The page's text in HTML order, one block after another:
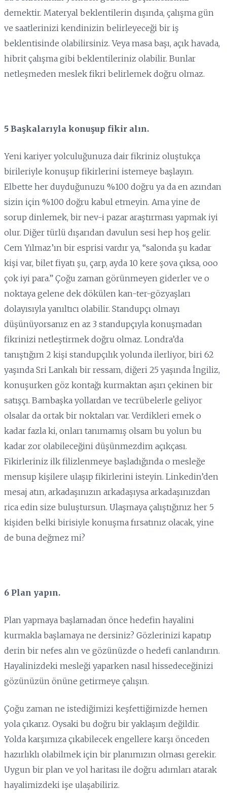
demektir. Materyal beklentilerin dışında, çalışma gün
ve saatlerinizi kendinizin belirleyeceği bir iş
beklentisinde olabilirsiniz. Veya masa başı, açık havada,
hibrit çalışma gibi beklentileriniz olabilir. Bunlar
netleşmeden meslek fikri belirlemek doğru olmaz.
5 Başkalarıyla konuşup fikir alın.
Yeni kariyer yolculuğunuza dair fikriniz oluştukça
birileriyle konuşup fikirlerini istemeye başlayın.
Elbette her duyduğunuzu %100 doğru ya da en azından
sizin için %100 doğru kabul etmeyin. Ama yine de
sorup dinlemek, bir nev-i pazar araştırması yapmak iyi
olur. Diğer türlü dışarıdan davulun sesi hep hoş gelir.
Cem Yılmaz’ın bir esprisi vardır ya, “salonda şu kadar
kişi var, bilet fiyatı şu, çarp, ayda 10 kere şova çıksa, ooo
çok iyi para.” Çoğu zaman görünmeyen giderler ve o
noktaya gelene dek dökülen kan-ter-gözyaşları
dolayısıyla yanıltıcı olabilir. Standupçı olmayı
düşünüyorsanız en az 3 standupçıyla konuşmadan
fikrinizi netleştirmek doğru olmaz. Londra’da
tanıştığım 2 kişi standupçılık yolunda ilerliyor, biri 62
yaşında Sri Lankalı bir ressam, diğeri 25 yaşında İngiliz,
konuşurken göz kontağı kurmaktan aşırı çekinen bir
satışçı. Bambaşka yollardan ve tecrübelerle geliyor
olsalar da ortak bir noktaları var. Verdikleri emek o
kadar fazla ki, onları tanımamış olsam bu yolun bu
kadar zor olabileceğini düşünmezdim açıkçası.
Fikirleriniz ilk filizlenmeye başladığında o mesleğe
mensup kişilere ulaşıp fikirlerini isteyin. Linkedin’den
mesaj atın, arkadaşınızın arkadaşıysa arkadaşınızdan
rica edin size buluştursun. Ulaşmaya çalıştığınız her 5
kişiden belki birisiyle konuşma fırsatınız olacak, yine
de buna değmez mi?
6 Plan yapın.
Plan yapmaya başlamadan önce hedefin hayalini
kurmakla başlamaya ne dersiniz? Gözlerinizi kapatıp
derin bir nefes alın ve gözünüzde o hedefi canlandırın.
Hayalinizdeki mesleği yaparken nasıl hissedeceğinizi
gözünüzün önüne getirmeye çalışın.
Çoğu zaman ne istediğimizi keşfettiğimizde hemen
yola çıkarız. Oysaki bu doğru bir yaklaşım değildir.
Yolda karşımıza çıkabilecek engellere karşı önceden
hazırlıklı olabilmek için bir planımızın olması gerekir.
Uygun bir plan ve yol haritası ile doğru adımları atarak
hayalimizdeki işe ulaşabiliriz.